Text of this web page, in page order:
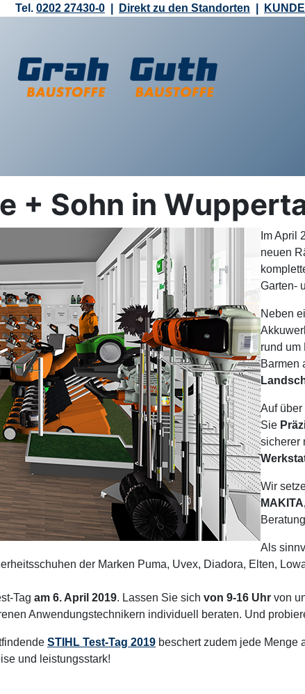
Tel. 0202 27430-0 Direkt zu den Standorten
+ Sohn in
Im April
neuen
Garten-
Neben
rund um
Barmen
Auf über
Sie
sicherer
Wir
Als
der Marken Puma, Uvex, Diadora, Elten,
Tag am 6. April 2019. Lassen Sie sich von 9-16 Uhr von
Anwendungstechnikern individuell beraten. Und
STIHL Test-Tag 2019 beschert zudem jede Menge
und leistungsstark!